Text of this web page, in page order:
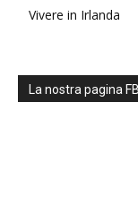
Vivere in Irlanda
La nostra pagina FB